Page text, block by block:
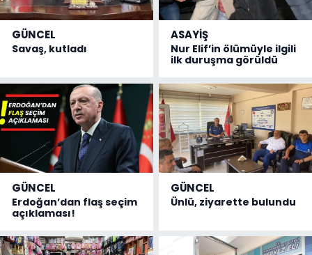
GÜNCEL
Savaş, kutladı
ASAYİŞ
Nur Elif’in ölümüyle ilgili
ilk duruşma görüldü
GÜNCEL
Erdoğan’dan flaş seçim
açıklaması!
GÜNCEL
Ünlü, ziyarette bulundu